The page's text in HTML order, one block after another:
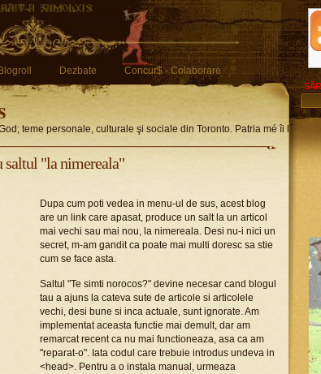
Blogroll Dezbate Concur$ - Colaborare
teme personale, culturale şi sociale din Toronto. Patria mé îi limba
saltul "la nimereala"
Dupa cum poti vedea in menu-ul de sus, acest blog
are un link care apasat, produce un salt la un articol
mai vechi sau mai nou, la nimereala. Desi nu-i nici un
secret, m-am gandit ca poate mai multi doresc sa stie
cum se face asta.
Saltul "Te simti norocos?" devine necesar cand blogul
tau a ajuns la cateva sute de articole si articolele
vechi, desi bune si inca actuale, sunt ignorate. Am
implementat aceasta functie mai demult, dar am
remarcat recent ca nu mai functioneaza, asa ca am
"reparat-o". Iata codul care trebuie introdus undeva in
<head>. Pentru a o instala manual, urmeaza